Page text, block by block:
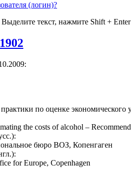
(логин)?
текст, нажмите Shift +
по оценке экономического
the costs of alcohol –
бюро ВОЗ, Копенгаген
for Europe, Copenhagen